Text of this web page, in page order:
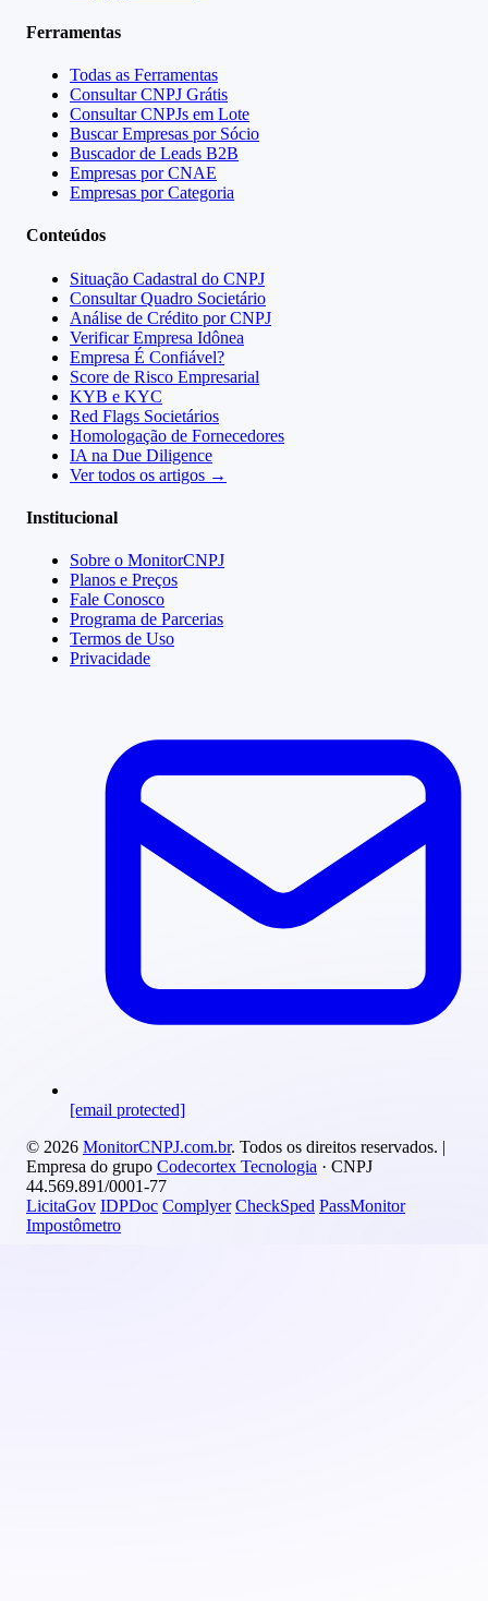
Ferramentas
Todas as Ferramentas
Consultar CNPJ Grátis
Consultar CNPJs em Lote
Buscar Empresas por Sócio
Buscador de Leads B2B
Empresas por CNAE
Empresas por Categoria
Conteúdos
Situação Cadastral do CNPJ
Consultar Quadro Societário
Análise de Crédito por CNPJ
Verificar Empresa Idônea
Empresa É Confiável?
Score de Risco Empresarial
KYB e KYC
Red Flags Societários
Homologação de Fornecedores
IA na Due Diligence
Ver todos os artigos →
Institucional
Sobre o MonitorCNPJ
Planos e Preços
Fale Conosco
Programa de Parcerias
Termos de Uso
Privacidade
[email protected]
© 2026 MonitorCNPJ.com.br. Todos os direitos reservados. |
Empresa do grupo Codecortex Tecnologia · CNPJ
44.569.891/0001-77
LicitaGov IDPDoc Complyer CheckSped PassMonitor
Impostômetro